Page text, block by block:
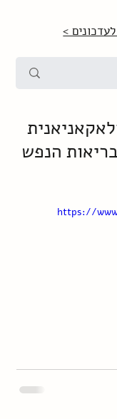
>
הנפש
https://